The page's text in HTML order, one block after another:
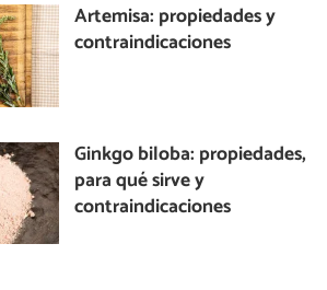
Artemisa: propiedades y
contraindicaciones
Ginkgo biloba: propiedades,
para qué sirve y
contraindicaciones